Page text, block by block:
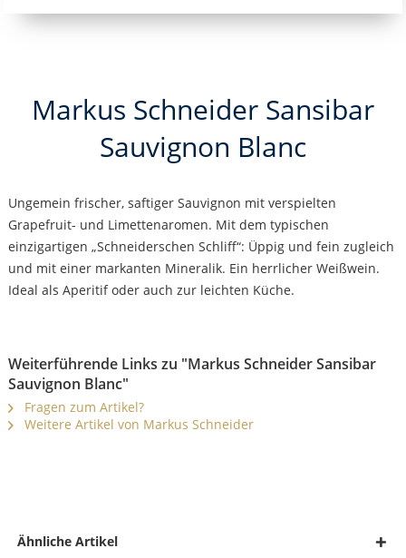
Markus Schneider Sansibar
Sauvignon Blanc
Ungemein frischer, saftiger Sauvignon mit verspielten
Grapefruit- und Limettenaromen. Mit dem typischen
einzigartigen „Schneiderschen Schliff“: Üppig und fein zugleich
und mit einer markanten Mineralik. Ein herrlicher Weißwein.
Ideal als Aperitif oder auch zur leichten Küche.
Weiterführende Links zu "Markus Schneider Sansibar
Sauvignon Blanc"
Fragen zum Artikel?
Weitere Artikel von Markus Schneider
Ähnliche Artikel